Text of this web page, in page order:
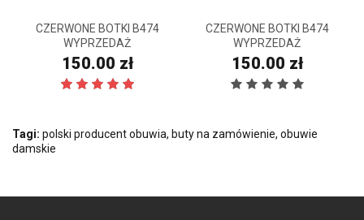
CZERWONE BOTKI B474
WYPRZEDAŻ
150.00 zł
CZERWONE BOTKI B474
WYPRZEDAŻ
150.00 zł
Tagi: polski producent obuwia, buty na zamówienie, obuwie
damskie